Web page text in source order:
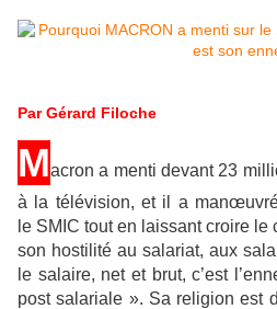
Par Gérard Filoche
Macron a menti devant 23
à la télévision, et il a
le SMIC tout en laissant croire
son hostilité au salariat, aux
le salaire, net et brut, c’est
post salariale ». Sa religion est